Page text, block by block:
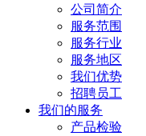
公司简介
服务范围
服务行业
服务地区
我们优势
招聘员工
我们的服务
产品检验